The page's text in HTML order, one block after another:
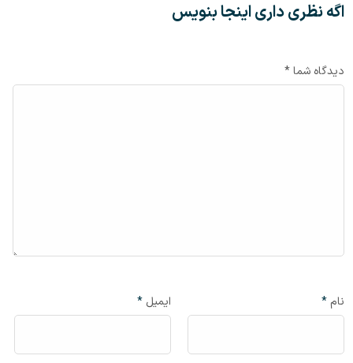
اگه نظری داری اینجا بنویس
دیدگاه شما *
نام* ایمیل*